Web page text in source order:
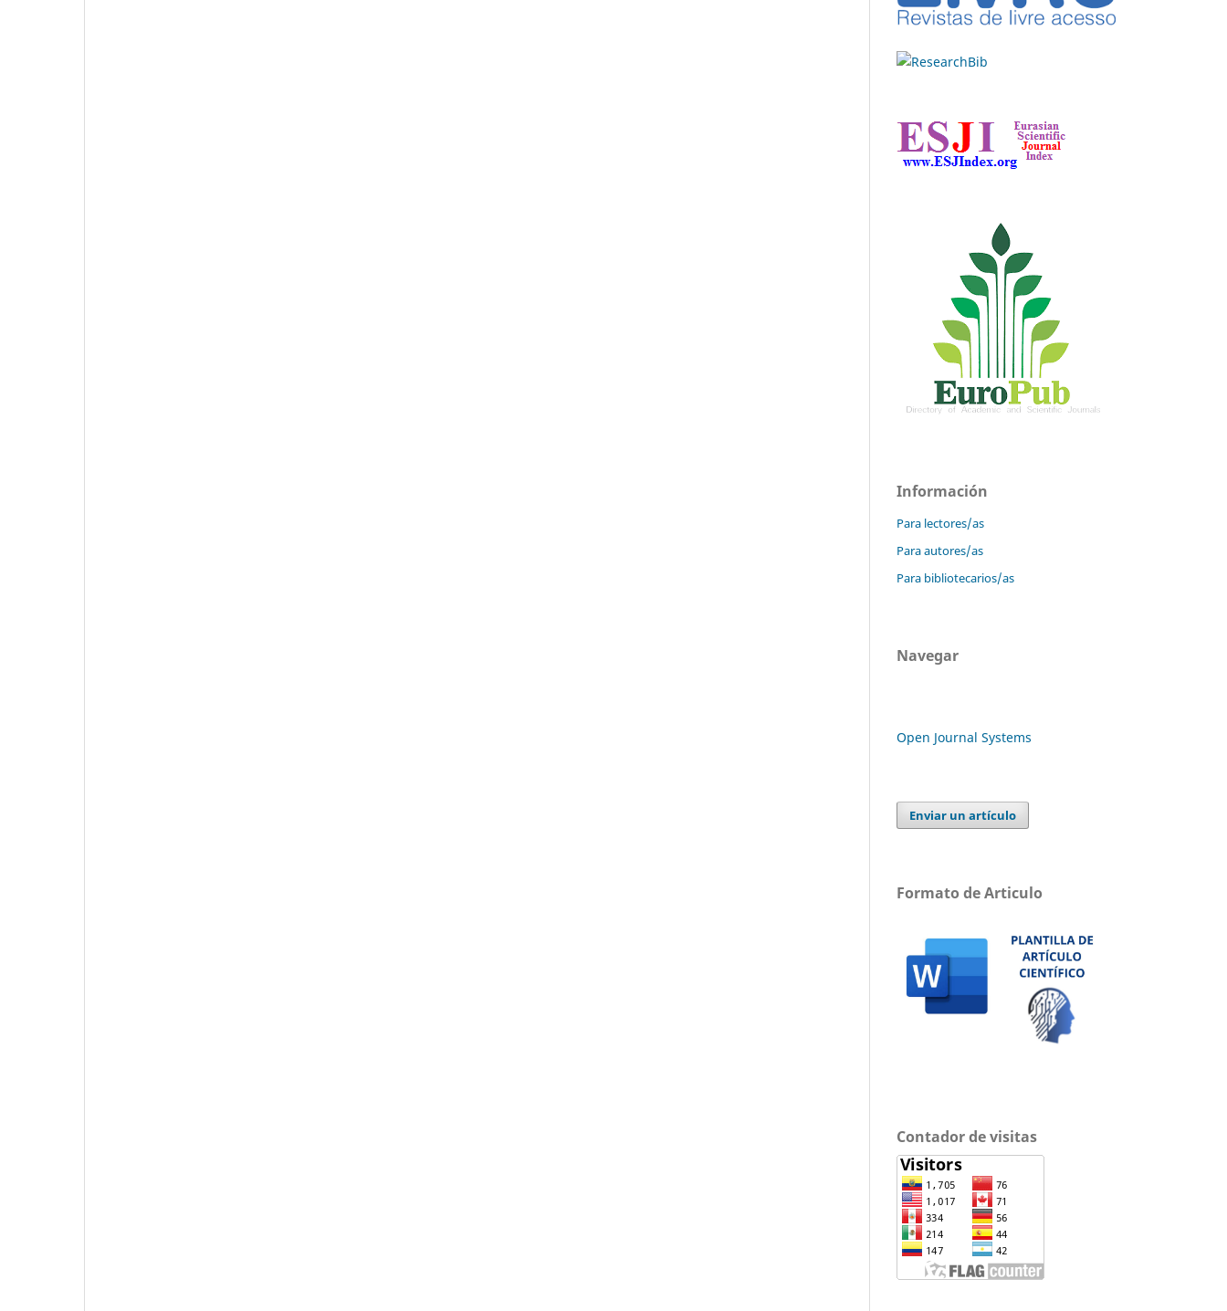
Información
Para lectores/as
Para autores/as
Para bibliotecarios/as
Navegar
Open Journal Systems
Enviar un artículo
Formato de Articulo
Contador de visitas